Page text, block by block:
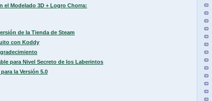
el Modelado 3D + Logro Chorra:
de la Tienda de Steam
con Koddy
para Nivel Secreto de los Laberintos
la Versión 5.0